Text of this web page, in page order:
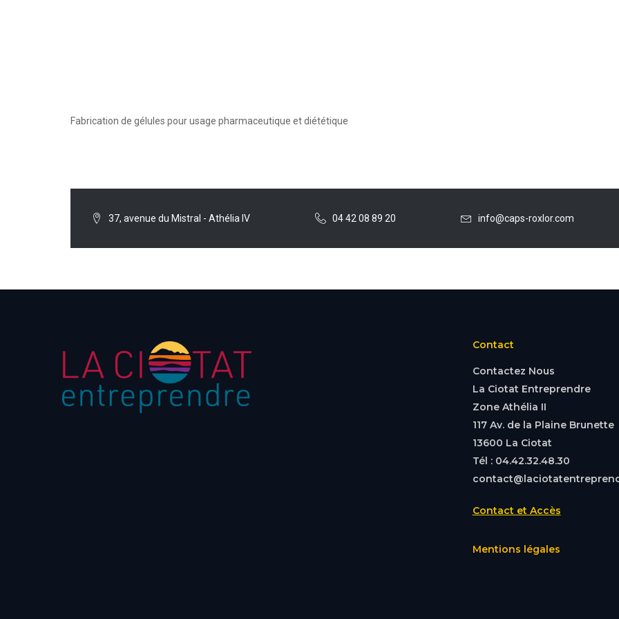
Fabrication de gélules pour usage pharmaceutique et diététique
37, avenue du Mistral - Athélia IV 04 42 08 89 20 info@caps-roxlor.com
Contact
Contactez Nous
La Ciotat Entreprendre
Zone Athélia II
117 Av. de la Plaine Brunette
13600 La Ciotat
Tél : 04.42.32.48.30
Contact et Accès
Mentions légales